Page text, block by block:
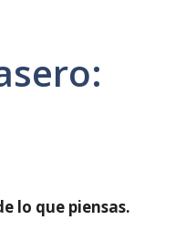
lo que piensas.